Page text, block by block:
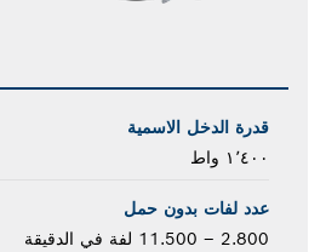
قدرة الدخل الاسمية
١٬٤٠٠ واط
عدد لفات بدون حمل
2.800 – 11.500 لفة في الدقيقة